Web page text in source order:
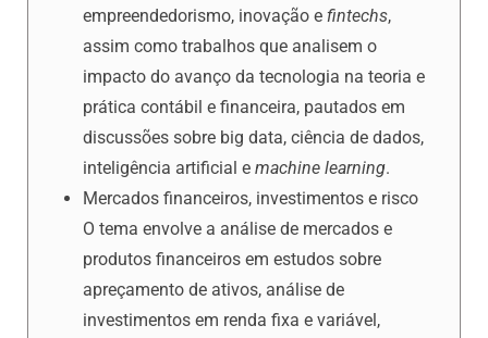
empreendedorismo, inovação e fintechs,
assim como trabalhos que analisem o
impacto do avanço da tecnologia na teoria e
prática contábil e financeira, pautados em
discussões sobre big data, ciência de dados,
inteligência artificial e machine learning.
Mercados financeiros, investimentos e risco
O tema envolve a análise de mercados e
produtos financeiros em estudos sobre
apreçamento de ativos, análise de
investimentos em renda fixa e variável,